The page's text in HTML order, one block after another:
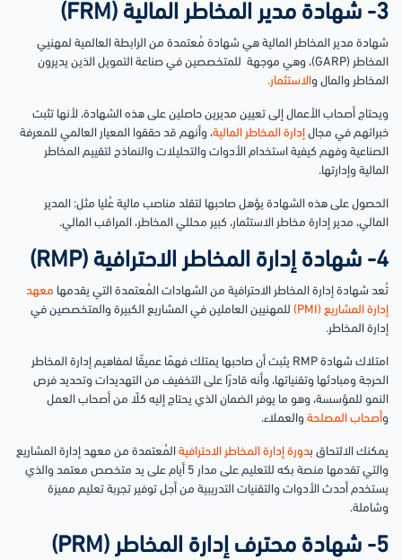
3- شهادة مدير المخاطر المالية (FRM)
شهادة مدير المخاطر المالية هي شهادة مُعتمدة من الرابطة العالمية لمهنيي
المخاطر (GARP)، وهي موجهة للمتخصصين في صناعة التمويل الذين يديرون
المخاطر والمال والاستثمار.
ويحتاج أصحاب الأعمال إلى تعيين مديرين حاصلين على هذه الشهادة، لأنها تثبت
خبراتهم في مجال إدارة المخاطر المالية، وأنهم قد حققوا المعيار العالمي للمعرفة
الصناعية وفهم كيفية استخدام الأدوات والتحليلات والنماذج لتقييم المخاطر
المالية وإدارتها.
الحصول على هذه الشهادة يؤهل صاحبها لتقلد مناصب مالية عُليا مثل: المدير
المالي، مدير إدارة مخاطر الاستثمار، كبير محللي المخاطر، المراقب المالي.
4- شهادة إدارة المخاطر الاحترافية (RMP)
تُعد شهادة إدارة المخاطر الاحترافية من الشهادات المُعتمدة التي يقدمها معهد
إدارة المشاريع (PMI)
للمهنيين العاملين في المشاريع الكبيرة والمتخصصين في
إدارة المخاطر.
امتلاك شهادة RMP يثبت أن صاحبها يمتلك فهمًا عميقًا لمفاهيم إدارة المخاطر
الحرجة ومبادئها وتقنياتها، وأنه قادرًا على التخفيف من التهديدات وتحديد فرص
النمو للمؤسسة، وهو ما يوفر الضمان الذي يحتاج إليه كلًا من أصحاب العمل
وأصحاب المصلحة والعملاء.
يمكنك الالتحاق بدورة إدارة المخاطر الاحترافية المُعتمدة من معهد إدارة المشاريع
والتي تقدمها منصة بكه للتعليم على مدار 5 أيام على يد متخصص معتمد والذي
يستخدم أحدث الأدوات والتقنيات التدريبية من أجل توفير تجربة تعليم مميزة
وشاملة.
5- شهادة محترف إدارة المخاطر (PRM)